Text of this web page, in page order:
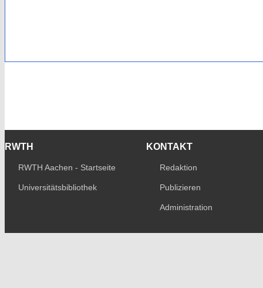
RWTH
RWTH Aachen - Startseite
Universitätsbibliothek
KONTAKT
Redaktion
Publizieren
Administration